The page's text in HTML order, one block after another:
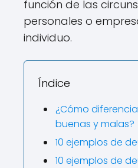
función de las
personales o
individuo.
Índice
¿Cómo
buenas y malas?
10 ejemplos de
10 ejemplos de